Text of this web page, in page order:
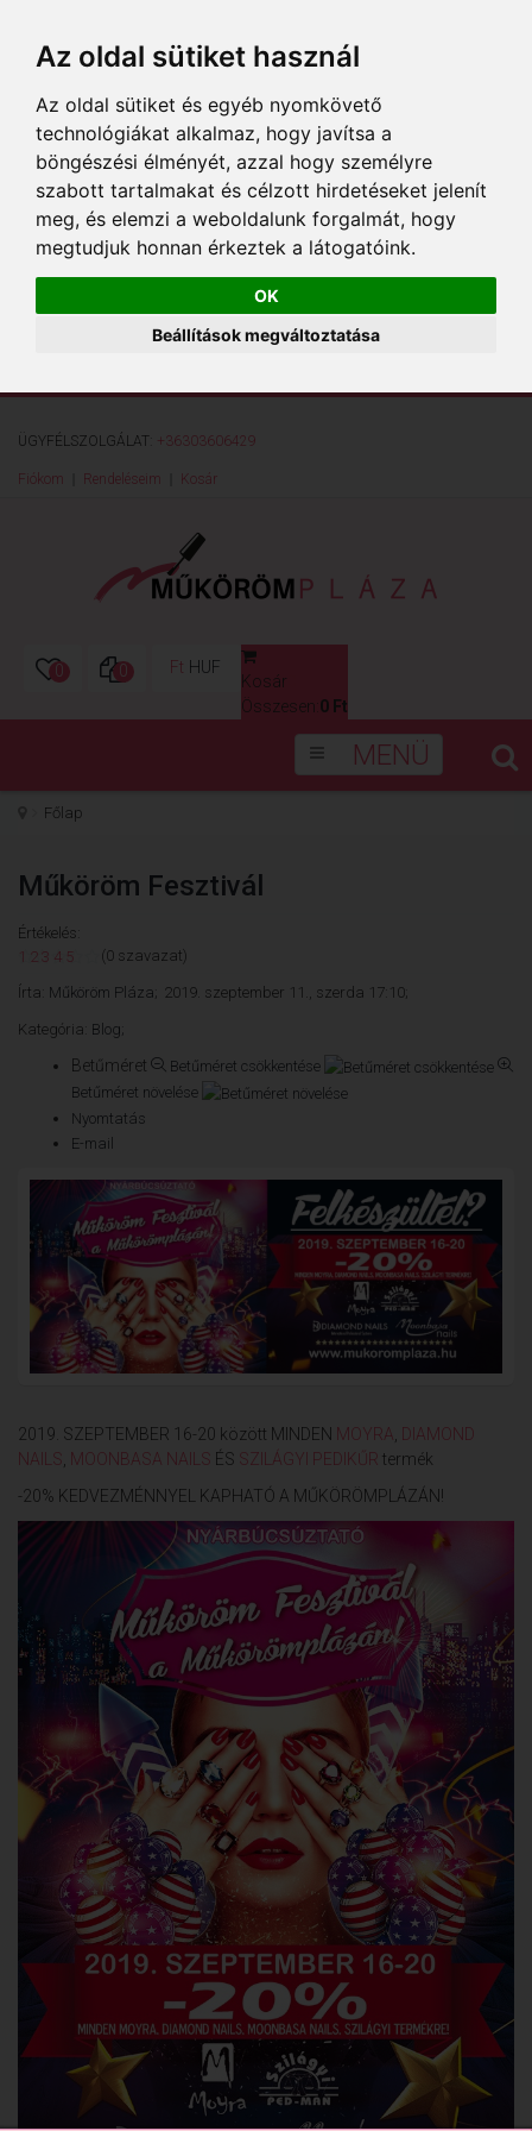
Az oldal sütiket használ
Az oldal sütiket és egyéb nyomkövető
technológiákat alkalmaz, hogy javítsa a
böngészési élményét, azzal hogy személyre
szabott tartalmakat és célzott hirdetéseket jelenít
meg, és elemzi a weboldalunk forgalmát, hogy
megtudjuk honnan érkeztek a látogatóink.
OK
Beállítások megváltoztatása
ÜGYFÉLSZOLGÁLAT: +36303606429
Fiókom Rendeléseim Kosár
0 0 Ft HUF
Kosár
Összesen: 0 Ft
MENÜ
Főlap
Műköröm Fesztivál
Értékelés:
1 2 3 4 5 (0 szavazat)
Írta: Műköröm Pláza; 2019. szeptember 11., szerda 17:10;
Kategória: Blog;
Betűméret
Betűméret csökkentése
Betűméret növelése
Nyomtatás
E-mail
2019. SZEPTEMBER 16-20 között MINDEN MOYRA, DIAMOND
NAILS, MOONBASA NAILS ÉS SZILÁGYI PEDIKŰR termék
-20% KEDVEZMÉNNYEL KAPHATÓ A MŰKÖRÖMPLÁZÁN!